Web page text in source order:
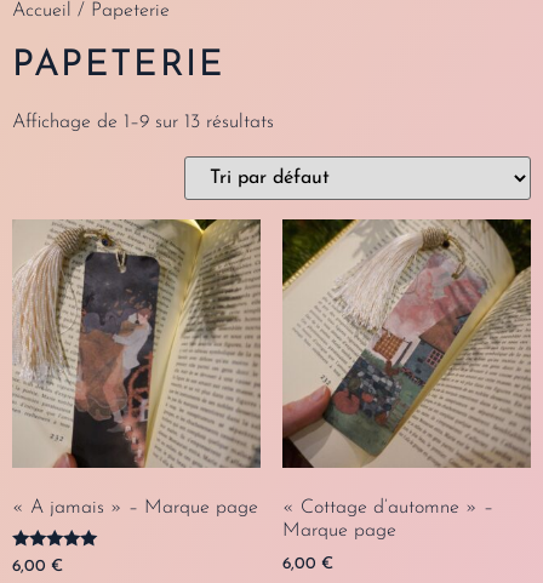
Accueil / Papeterie
PAPETERIE
Affichage de 1–9 sur 13 résultats
« A jamais » – Marque page
Note
5.00
6,00 €
« Cottage d’automne » –
Marque page
6,00 €